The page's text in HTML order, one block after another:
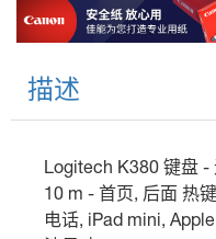
描述
Logitech K380 键盘 -
10 m - 首页, 后面 热
电话, iPad mini,